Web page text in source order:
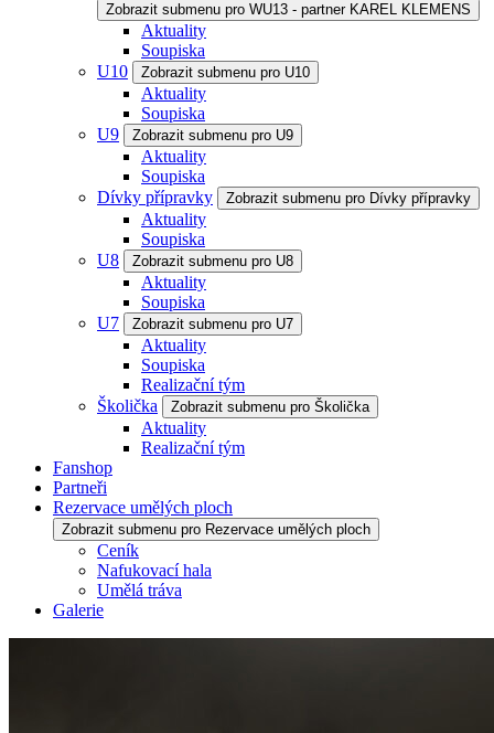
Zobrazit submenu pro WU13 - partner KAREL KLEMENS
Aktuality
Soupiska
U10
Zobrazit submenu pro U10
Aktuality
Soupiska
U9
Zobrazit submenu pro U9
Aktuality
Soupiska
Dívky přípravky
Zobrazit submenu pro Dívky přípravky
Aktuality
Soupiska
U8
Zobrazit submenu pro U8
Aktuality
Soupiska
U7
Zobrazit submenu pro U7
Aktuality
Soupiska
Realizační tým
Školička
Zobrazit submenu pro Školička
Aktuality
Realizační tým
Fanshop
Partneři
Rezervace umělých ploch
Zobrazit submenu pro Rezervace umělých ploch
Ceník
Nafukovací hala
Umělá tráva
Galerie